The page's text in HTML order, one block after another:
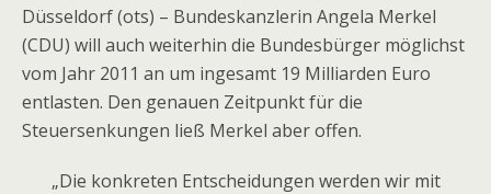
Düsseldorf (ots) – Bundeskanzlerin Angela Merkel
(CDU) will auch weiterhin die Bundesbürger möglichst
vom Jahr 2011 an um ingesamt 19 Milliarden Euro
entlasten. Den genauen Zeitpunkt für die
Steuersenkungen ließ Merkel aber offen.
„Die konkreten Entscheidungen werden wir mit